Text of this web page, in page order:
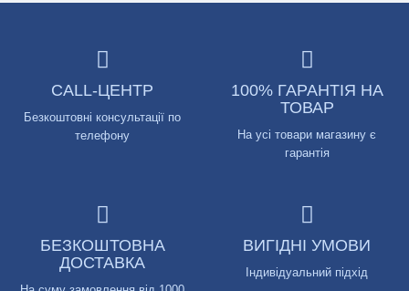
CALL-ЦЕНТР
Безкоштовні консультації по
телефону
100% ГАРАНТІЯ НА
ТОВАР
На усі товари магазину є
гарантія
БЕЗКОШТОВНА
ДОСТАВКА
ВИГІДНІ УМОВИ
Індивідуальний підхід